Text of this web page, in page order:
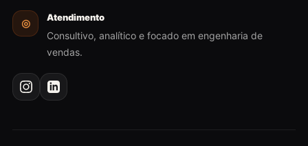
◎ Atendimento
Consultivo, analítico e focado em engenharia de
vendas.